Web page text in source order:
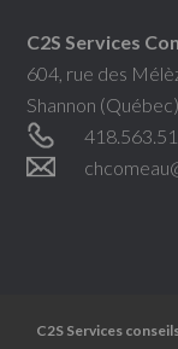
C2S Services
604, rue des
Shannon
C2S Services